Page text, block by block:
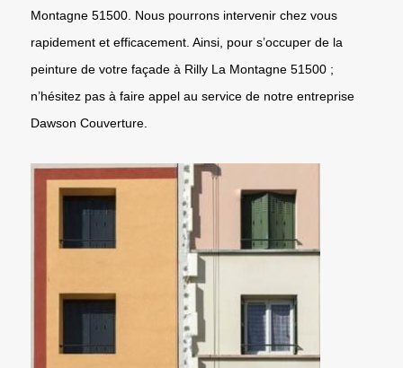
Montagne 51500. Nous pourrons intervenir chez vous
rapidement et efficacement. Ainsi, pour s’occuper de la
peinture de votre façade à Rilly La Montagne 51500 ;
n’hésitez pas à faire appel au service de notre entreprise
Dawson Couverture.